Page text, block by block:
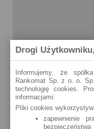
Drogi Użytkowniku,
Informujemy, że
Rankomat Sp. z o. o.
technologię cookies.
informacjami:
Pliki cookies
zapewnienie